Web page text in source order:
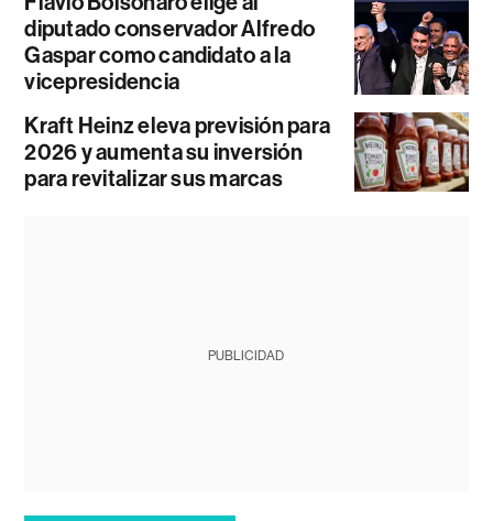
diputado conservador Alfredo
Gaspar como candidato a la
vicepresidencia
Kraft Heinz eleva previsión para
2026 y aumenta su inversión
para revitalizar sus marcas
PUBLICIDAD